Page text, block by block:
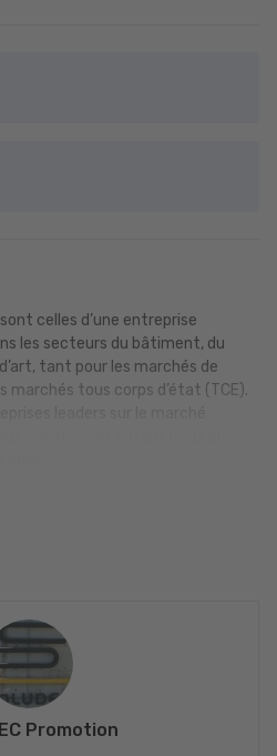
celles d’une entreprise
les secteurs du bâtiment, du
tant pour les marchés de
marchés tous corps d’état (TCE).
Découvrez note offre
Promotion